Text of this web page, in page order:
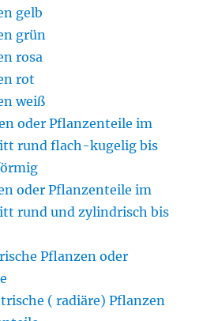
gelb
grün
rosa
rot
weiß
oder Pflanzenteile im
rund flach-kugelig bis
oder Pflanzenteile im
rund und zylindrisch bis
Pflanzen oder
( radiäre) Pflanzen